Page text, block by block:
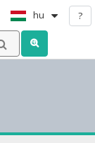
hu ?